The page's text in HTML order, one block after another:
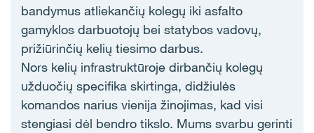
bandymus atliekančių kolegų iki asfalto
gamyklos darbuotojų bei statybos vadovų,
prižiūrinčių kelių tiesimo darbus.
Nors kelių infrastruktūroje dirbančių kolegų
užduočių specifika skirtinga, didžiulės
komandos narius vienija žinojimas, kad visi
stengiasi dėl bendro tikslo. Mums svarbu gerinti